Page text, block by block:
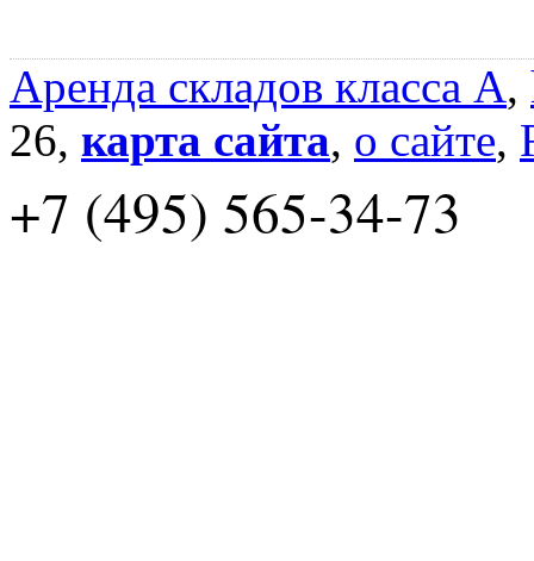
Аренда складов класса A,
26, карта сайта, о сайте,
+7 (495) 565-34-73